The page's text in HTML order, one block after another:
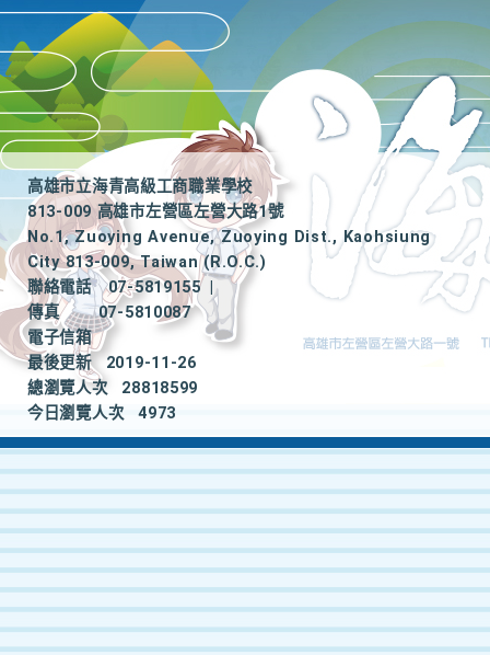
高雄市立海青高級工商職業學校
813-009 高雄市左營區左營大路1號
No.1, Zuoying Avenue, Zuoying Dist., Kaohsiung
City 813-009, Taiwan (R.O.C.)
聯絡電話
07-5819155
|
傳真
07-5810087
電子信箱
最後更新
2019-11-26
總瀏覽人次
28818599
今日瀏覽人次
4973